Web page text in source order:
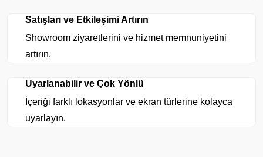
Satışları ve Etkileşimi Artırın
Showroom ziyaretlerini ve hizmet memnuniyetini
artırın.
Uyarlanabilir ve Çok Yönlü
İçeriği farklı lokasyonlar ve ekran türlerine kolayca
uyarlayın.